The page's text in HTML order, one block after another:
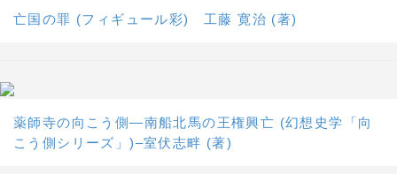
亡国の罪 (フィギュール彩) 工藤 寛治 (著)
薬師寺の向こう側―南船北馬の王権興亡 (幻想史学「向
こう側シリーズ」)–室伏志畔 (著)